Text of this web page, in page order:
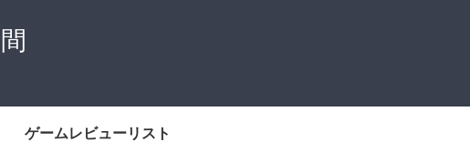
ゲームレビューリスト